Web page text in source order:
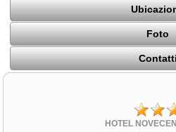
Foto
HOTEL